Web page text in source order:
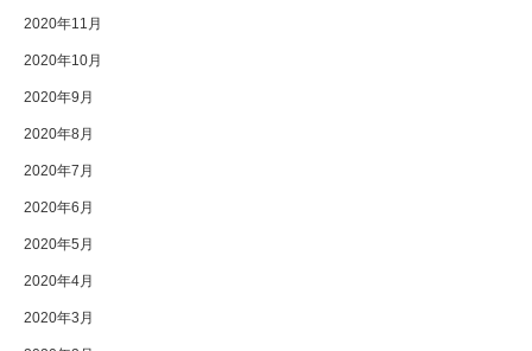
2020年11月
2020年10月
2020年9月
2020年8月
2020年7月
2020年6月
2020年5月
2020年4月
2020年3月